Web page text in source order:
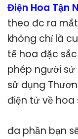
Điện Hoa Tận
theo đc ra
không chỉ là
tế hoa đặc
phép người sử
sử dụng
điện tử về hoa
đa phần bạn